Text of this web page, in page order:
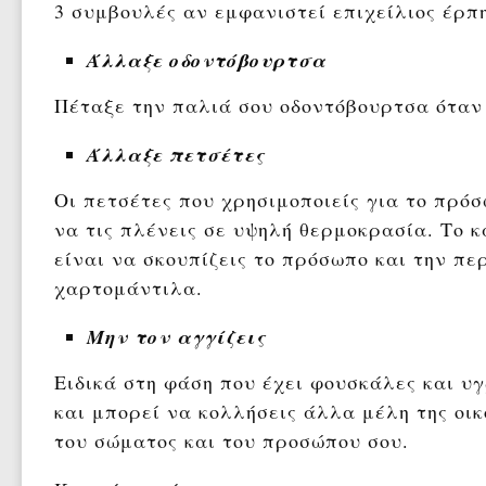
3 συμβουλές αν εμφανιστεί επιχείλιος
Άλλαξε οδοντόβουρτσα
Πέταξε την παλιά σου οδοντόβουρτσα
Άλλαξε πετσέτες
Οι πετσέτες που χρησιμοποιείς για το
να τις πλένεις σε υψηλή θερμοκρασία. Το
είναι να σκουπίζεις το πρόσωπο και την
χαρτομάντιλα.
Μην τον αγγίζεις
Ειδικά στη φάση που έχει φουσκάλες και
και μπορεί να κολλήσεις άλλα μέλη της
του σώματος και του προσώπου σου.